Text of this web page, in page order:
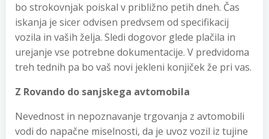
bo strokovnjak poiskal v približno petih dneh. Čas
iskanja je sicer odvisen predvsem od specifikacij
vozila in vaših želja. Sledi dogovor glede plačila in
urejanje vse potrebne dokumentacije. V predvidoma
treh tednih pa bo vaš novi jekleni konjiček že pri vas.
Z Rovando do sanjskega avtomobila
Nevednost in nepoznavanje trgovanja z avtomobili
vodi do napačne miselnosti, da je uvoz vozil iz tujine